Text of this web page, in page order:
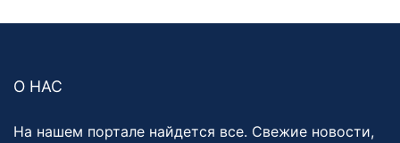
О НАС
На нашем портале найдется все. Свежие новости,